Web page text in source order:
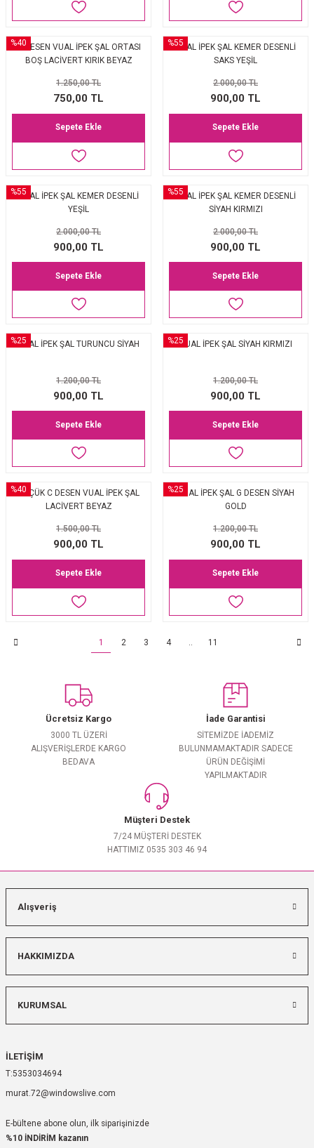
%40
C DESEN VUAL İPEK ŞAL ORTASI
BOŞ LACİVERT KIRIK BEYAZ
1.250,00 TL
750,00 TL
Sepete Ekle
%55VUAL İPEK ŞAL KEMER DESENLİ
SAKS YEŞİL
2.000,00 TL
900,00 TL
Sepete Ekle
%55VUAL İPEK ŞAL KEMER DESENLİ
YEŞİL
2.000,00 TL
900,00 TL
Sepete Ekle
%55VUAL İPEK ŞAL KEMER DESENLİ
SİYAH KIRMIZI
2.000,00 TL
900,00 TL
Sepete Ekle
%25VUAL İPEK ŞAL TURUNCU SİYAH
1.200,00 TL
900,00 TL
Sepete Ekle
%25VUAL İPEK ŞAL SİYAH KIRMIZI
1.200,00 TL
900,00 TL
Sepete Ekle
%40KÜÇÜK C DESEN VUAL İPEK ŞAL
LACİVERT BEYAZ
1.500,00 TL
900,00 TL
Sepete Ekle
%25VUAL İPEK ŞAL G DESEN SİYAH
GOLD
1.200,00 TL
900,00 TL
Sepete Ekle
1 2 3 4 .. 11
Ücretsiz Kargo
3000 TL ÜZERİ
ALIŞVERİŞLERDE KARGO
BEDAVA
İade Garantisi
SİTEMİZDE İADEMİZ
BULUNMAMAKTADIR SADECE
ÜRÜN DEĞİŞİMİ
YAPILMAKTADIR
Müşteri Destek
7/24 MÜŞTERİ DESTEK
HATTIMIZ 0535 303 46 94
Alışveriş
HAKKIMIZDA
KURUMSAL
İLETİŞİM
5353034694
murat.72@windowslive.com
E-bültene abone olun, ilk siparişinizde
%10 İNDİRİM kazanın